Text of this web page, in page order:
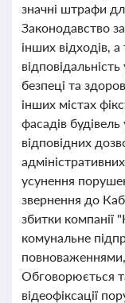
значні штрафи
Законодавство
інших відходів,
безпеці та
інших містах
фасадів
відповідних
усунення
звернення до
збитки компанії
комунальне
Обговорюється
відеофіксації